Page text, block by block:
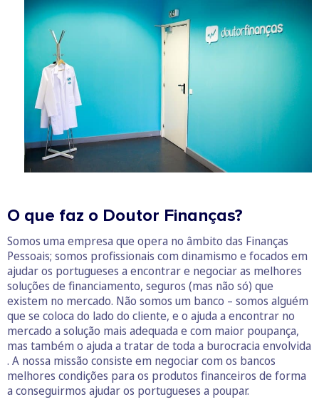
O que faz o Doutor Finanças?
Somos uma empresa que opera no âmbito das Finanças
Pessoais; somos profissionais com dinamismo e focados em
ajudar os portugueses a encontrar e negociar as melhores
soluções de financiamento, seguros (mas não só) que
existem no mercado. Não somos um banco – somos alguém
que se coloca do lado do cliente, e o ajuda a encontrar no
mercado a solução mais adequada e com maior poupança,
mas também o ajuda a tratar de toda a burocracia envolvida
. A nossa missão consiste em negociar com os bancos
melhores condições para os produtos financeiros de forma
a conseguirmos ajudar os portugueses a poupar.